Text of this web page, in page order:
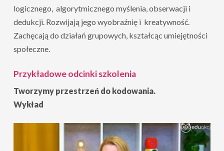
logicznego, algorytmicznego myślenia, obserwacji i
dedukcji. Rozwijają jego wyobraźnię i kreatywność.
Zachęcają do działań grupowych, kształcąc umiejętności
społeczne.
Przykładowe odcinki szkolenia
Tworzymy przestrzeń do kodowania.
Wykład
Play Video